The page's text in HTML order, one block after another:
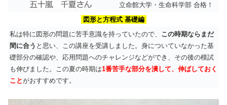
立命館大学・生命科学部 合格！
図形と方程式 基礎編
私は特に図形の問題に苦手意識を持っていたので、 この時期ならまだ
間に合う と思い、この講座を受講しました。身についていなかった基
礎部分の確認や、応用問題へのチャレンジなどができ、その後の模試
も伸びました。この夏の時期は1番苦手な部分を潰して、伸ばしておく
ことがおすすめです。